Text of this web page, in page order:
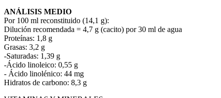
ANÁLISIS MEDIO
Por 100 ml reconstituido (14,1 g):
Dilución recomendada = 4,7 g (cacito) por 30 ml de agua
Proteínas: 1,8 g
Grasas: 3,2 g
-Saturadas: 1,39 g
-Ácido linoleico: 0,55 g
- Ácido linolénico: 44 mg
Hidratos de carbono: 8,3 g